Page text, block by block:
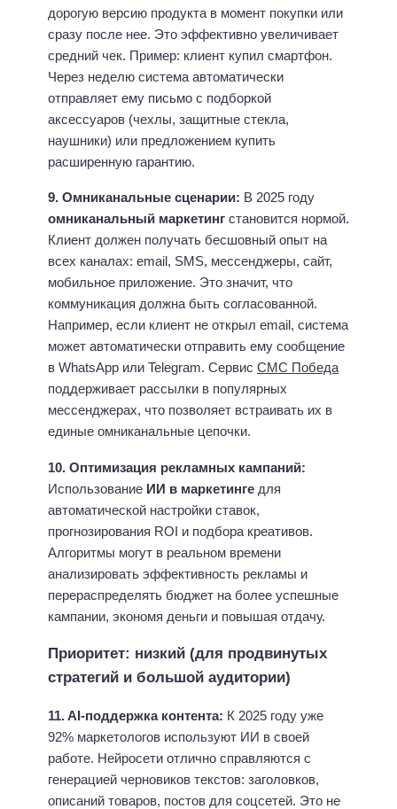
дорогую версию продукта в момент покупки или
сразу после нее. Это эффективно увеличивает
средний чек. Пример: клиент купил смартфон.
Через неделю система автоматически
отправляет ему письмо с подборкой
аксессуаров (чехлы, защитные стекла,
наушники) или предложением купить
расширенную гарантию.
9. Омниканальные сценарии: В 2025 году
омниканальный маркетинг становится нормой.
Клиент должен получать бесшовный опыт на
всех каналах: email, SMS, мессенджеры, сайт,
мобильное приложение. Это значит, что
коммуникация должна быть согласованной.
Например, если клиент не открыл email, система
может автоматически отправить ему сообщение
в WhatsApp или Telegram. Сервис СМС Победа
поддерживает рассылки в популярных
мессенджерах, что позволяет встраивать их в
единые омниканальные цепочки.
10. Оптимизация рекламных кампаний:
Использование ИИ в маркетинге для
автоматической настройки ставок,
прогнозирования ROI и подбора креативов.
Алгоритмы могут в реальном времени
анализировать эффективность рекламы и
перераспределять бюджет на более успешные
кампании, экономя деньги и повышая отдачу.
Приоритет: низкий (для продвинутых
стратегий и большой аудитории)
11. AI-поддержка контента: К 2025 году уже
92% маркетологов используют ИИ в своей
работе. Нейросети отлично справляются с
генерацией черновиков текстов: заголовков,
описаний товаров, постов для соцсетей. Это не